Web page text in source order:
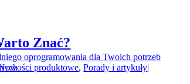
oprogramowania dla Twoich potrzeb
Znać?
produktowe,Porady i artykuły|